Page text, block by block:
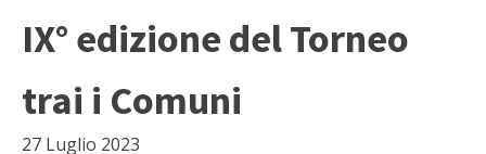
IX° edizione del Torneo
trai i Comuni
27 Luglio 2023